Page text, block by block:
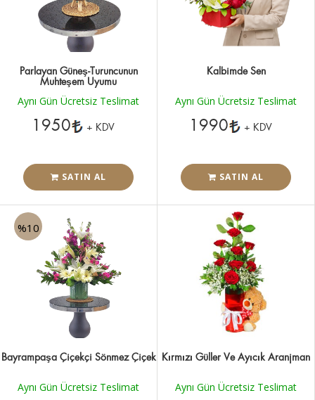
Parlayan Güneş-Turuncunun
Muhteşem Uyumu
Aynı Gün Ücretsiz Teslimat
1950 + KDV
SATIN AL
Kalbimde Sen
Aynı Gün Ücretsiz Teslimat
1990 + KDV
SATIN AL
%10
Bayrampaşa Çiçekçi Sönmez Çiçek
Aynı Gün Ücretsiz Teslimat
Kırmızı Güller Ve Ayıcık Aranjman
Aynı Gün Ücretsiz Teslimat